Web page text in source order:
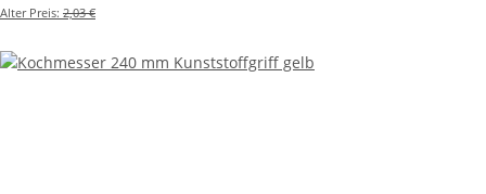
Alter Preis: 2,03 €